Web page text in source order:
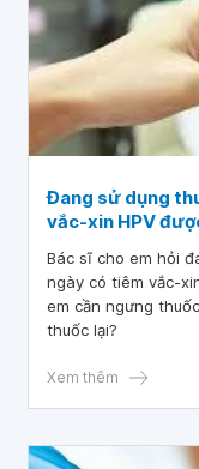
Đang sử dụng
vắc-xin HPV
Bác sĩ cho em hỏi
ngày có tiêm vắc-
em cần ngưng
thuốc lại?
Xem thêm